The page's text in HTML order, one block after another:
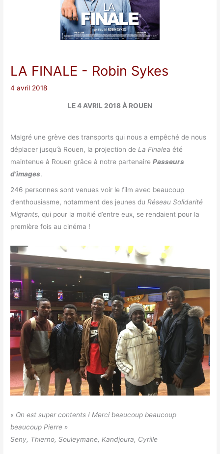
LA FINALE - Robin Sykes
4 avril 2018
LE 4 AVRIL 2018 À ROUEN
Malgré une grève des transports qui nous a empêché de nous
déplacer jusqu’à Rouen, la projection de La Finalea été
maintenue à Rouen grâce à notre partenairePasseurs
d’images.
246 personnes sont venues voir le film avec beaucoup
d’enthousiasme, notamment des jeunes du Réseau Solidarité
Migrants,qui pour la moitié d’entre eux, se rendaient pour la
première fois au cinéma !
« On est super contents ! Merci beaucoup beaucoup
beaucoup Pierre »
Seny, Thierno, Souleymane, Kandjoura, Cyrille